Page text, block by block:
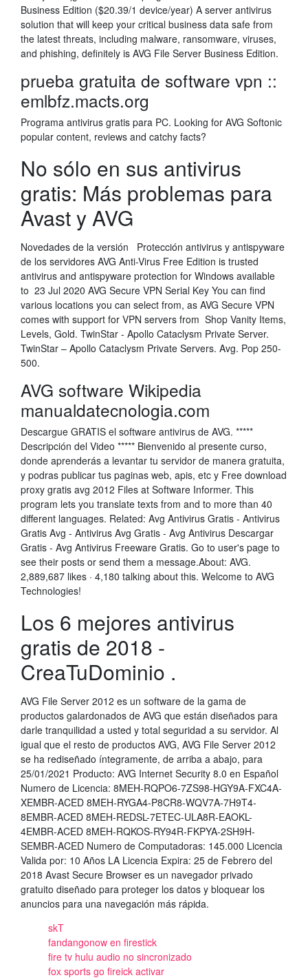
Business Edition ($20.39/1 device/year) A server antivirus
solution that will keep your critical business data safe from
the latest threats, including malware, ransomware, viruses,
and phishing, definitely is AVG File Server Business Edition.
prueba gratuita de software vpn ::
emlbfz.macts.org
Programa antivirus gratis para PC. Looking for AVG Softonic
popular content, reviews and catchy facts?
No sólo en sus antivirus
gratis: Más problemas para
Avast y AVG
Novedades de la versión Protección antivirus y antispyware
de los servidores AVG Anti-Virus Free Edition is trusted
antivirus and antispyware protection for Windows available
to 23 Jul 2020 AVG Secure VPN Serial Key You can find
various locations you can select from, as AVG Secure VPN
comes with support for VPN servers from Shop Vanity Items,
Levels, Gold. TwinStar - Apollo Cataclysm Private Server.
TwinStar – Apollo Cataclysm Private Servers. Avg. Pop 250-
500.
AVG software Wikipedia
manualdatecnologia.com
Descargue GRATIS el software antivirus de AVG. *****
Descripción del Video ***** Bienvenido al presente curso,
donde aprenderás a levantar tu servidor de manera gratuita,
y podras publicar tus paginas web, apis, etc y Free download
proxy gratis avg 2012 Files at Software Informer. This
program lets you translate texts from and to more than 40
different languages. Related: Avg Antivirus Gratis - Antivirus
Gratis Avg - Antivirus Avg Gratis - Avg Antivirus Descargar
Gratis - Avg Antivirus Freeware Gratis. Go to user's page to
see their posts or send them a message.About: AVG.
2,889,687 likes · 4,180 talking about this. Welcome to AVG
Technologies!
Los 6 mejores antivirus
gratis de 2018 -
CreaTuDominio .
AVG File Server 2012 es un software de la gama de
productos galardonados de AVG que están diseñados para
darle tranquilidad a usted y total seguridad a su servidor. Al
igual que el resto de productos AVG, AVG File Server 2012
se ha rediseñado íntegramente, de arriba a abajo, para
25/01/2021 Producto: AVG Internet Security 8.0 en Español
Numero de Licencia: 8MEH-RQPO6-7ZS98-HGY9A-FXC4A-
XEMBR-ACED 8MEH-RYGA4-P8CR8-WQV7A-7H9T4-
8EMBR-ACED 8MEH-REDSL-7ETEC-ULA8R-EAOKL-
4EMBR-ACED 8MEH-RQKOS-RY94R-FKPYA-2SH9H-
SEMBR-ACED Numero de Computadoras: 145.000 Licencia
Valida por: 10 Años LA Licencia Expira: 25 de Febrero del
2018 Avast Secure Browser es un navegador privado
gratuito diseñado para proteger los datos y bloquear los
anuncios para una navegación más rápida.
skT
fandangonow en firestick
fire tv hulu audio no sincronizado
fox sports go fireick activar